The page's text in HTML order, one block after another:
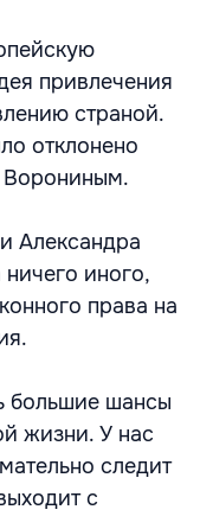
привлечения
страной.
отклонено
Александра
иного,
права на
большие шансы
жизни. У нас
следит
с